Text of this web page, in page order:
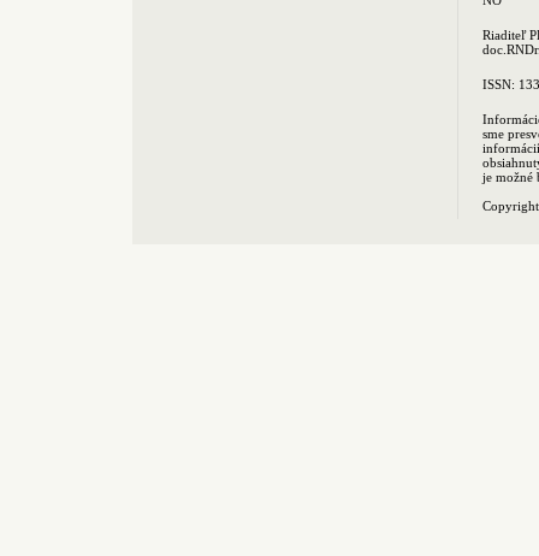
Riaditeľ
ISSN:
sme
je možné